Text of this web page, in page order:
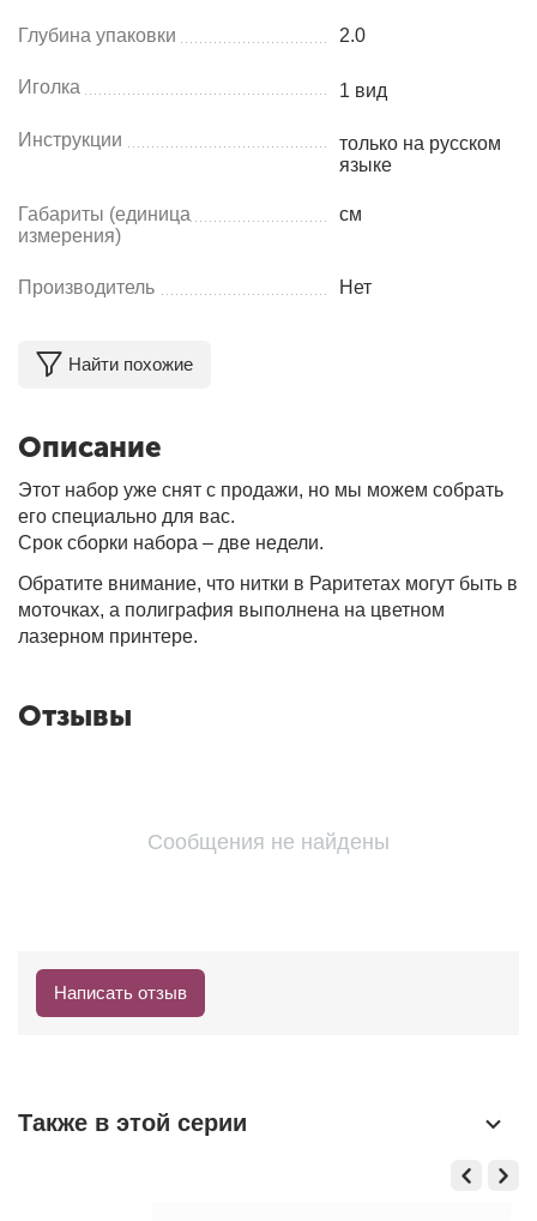
Глубина упаковки 2.0
Иголка 1 вид
Инструкции
только на русском
языке
Габариты (единица
измерения)
см
Производитель Нет
Найти похожие
Описание
Этот набор уже снят с продажи, но мы можем собрать
его специально для вас.
Срок сборки набора – две недели.
Обратите внимание, что нитки в Раритетах могут быть в
моточках, а полиграфия выполнена на цветном
лазерном принтере.
Отзывы
Сообщения не найдены
Написать отзыв
Также в этой серии